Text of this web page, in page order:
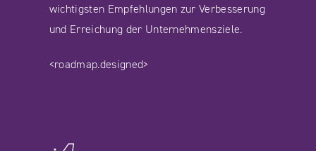
wichtigsten Empfehlungen zur Verbesserung
und Erreichung der Unternehmensziele.
<roadmap.designed>